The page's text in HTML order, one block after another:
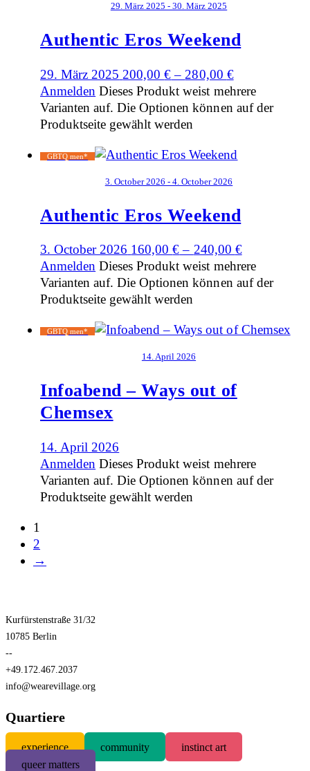
29. März 2025 - 30. März 2025
Authentic Eros Weekend
29. März 2025 200,00€– 280,00 €
Anmelden Dieses Produkt weist mehrere
Varianten auf. Die Optionen können auf der
Produktseite gewählt werden
GBTQ men*
3. October 2026 - 4. October 2026
Authentic Eros Weekend
3. October 2026 160,00€– 240,00 €
Anmelden Dieses Produkt weist mehrere
Varianten auf. Die Optionen können auf der
Produktseite gewählt werden
GBTQ men*
14. April 2026
Infoabend – Ways out of
Chemsex
14. April 2026
Anmelden Dieses Produkt weist mehrere
Varianten auf. Die Optionen können auf der
Produktseite gewählt werden
1
2
→
Kurfürstenstraße 31/32
10785 Berlin
--
+49.172.467.2037
info@wearevillage.org
Quartiere
experience community
instinct art
queer matters